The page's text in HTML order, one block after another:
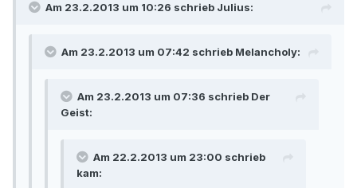
Am 23.2.2013 um 10:26 schrieb Julius:
Am 23.2.2013 um 07:42 schrieb Melancholy:
Am 23.2.2013 um 07:36 schrieb Der
Geist:
Am 22.2.2013 um 23:00 schrieb
kam: